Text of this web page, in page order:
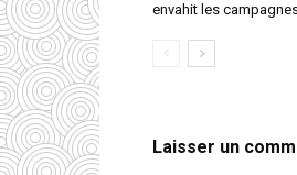
envahit les
Laisser un